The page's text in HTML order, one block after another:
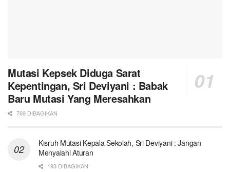
Mutasi Kepsek Diduga Sarat
Kepentingan, Sri Deviyani : Babak
Baru Mutasi Yang Meresahkan
769 DIBAGIKAN
Kisruh Mutasi Kepala Sekolah, Sri Deviyani : Jangan
Menyalahi Aturan
193 DIBAGIKAN